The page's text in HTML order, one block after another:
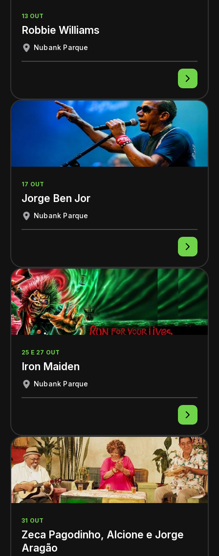
13 OUT
Robbie Williams
Nubank Parque
17 OUT
Jorge Ben Jor
Nubank Parque
25 E 27 OUT
Iron Maiden
Nubank Parque
31 OUT
Zeca Pagodinho, Alcione e Jorge
Aragão